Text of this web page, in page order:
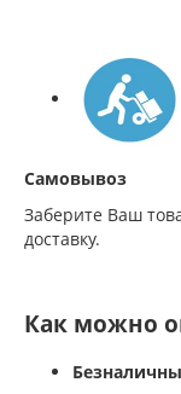
Самовывоз
Заберите Ваш
доставку.
Как можно